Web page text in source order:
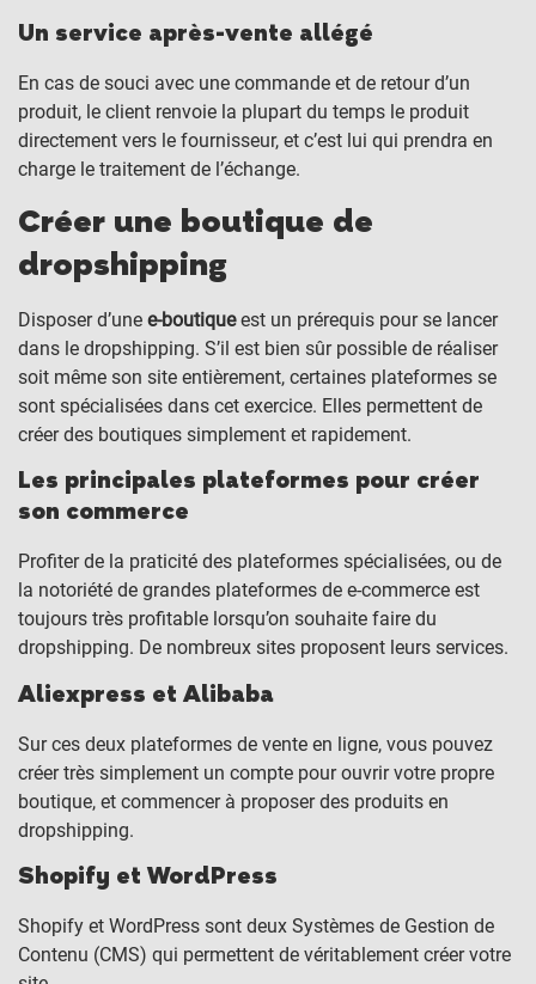
Un service après-vente allégé
En cas de souci avec une commande et de retour d’un
produit, le client renvoie la plupart du temps le produit
directement vers le fournisseur, et c’est lui qui prendra en
charge le traitement de l’échange.
Créer une boutique de
dropshipping
Disposer d’une e-boutiqueest un prérequis pour se lancer
dans le dropshipping. S’il est bien sûr possible de réaliser
soit même son site entièrement, certaines plateformes se
sont spécialisées dans cet exercice. Elles permettent de
créer des boutiques simplement et rapidement.
Les principales plateformes pour créer
son commerce
Profiter de la praticité des plateformes spécialisées, ou de
la notoriété de grandes plateformes de e-commerce est
toujours très profitable lorsqu’on souhaite faire du
dropshipping. De nombreux sites proposent leurs services.
Aliexpress et Alibaba
Sur ces deux plateformes de vente en ligne, vous pouvez
créer très simplement un compte pour ouvrir votre propre
boutique, et commencer à proposer des produits en
dropshipping.
Shopify et WordPress
Shopify et WordPress sont deux Systèmes de Gestion de
Contenu (CMS) qui permettent de véritablement créer votre